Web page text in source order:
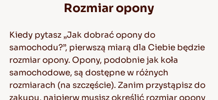
Rozmiar opony
Kiedy pytasz „Jak dobrać opony do
samochodu?”, pierwszą miarą dla Ciebie będzie
rozmiar opony. Opony, podobnie jak koła
samochodowe, są dostępne w różnych
rozmiarach (na szczęście). Zanim przystąpisz do
zakupu, najpierw musisz określić rozmiar opony